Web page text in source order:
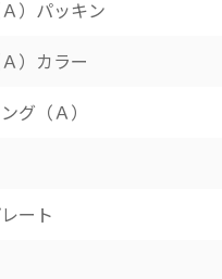
）パッキン
）カラー
グ（Ａ）
ート